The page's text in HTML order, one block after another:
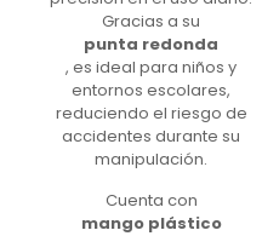
Gracias a su
punta redonda
, es ideal para niños y
entornos escolares,
reduciendo el riesgo de
accidentes durante su
manipulación.
Cuenta con
mango plástico